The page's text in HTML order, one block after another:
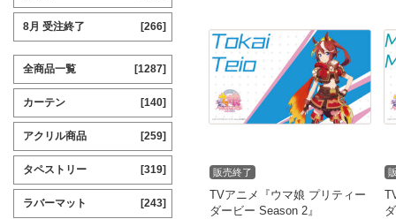
販売終了
TVアニメ『ウマ娘 プリティー
ダービー Season 2』
8月 受注終了 [266]
全商品一覧 [1287]
カーテン [140]
アクリル商品 [259]
タペストリー [319]
ラバーマット [243]